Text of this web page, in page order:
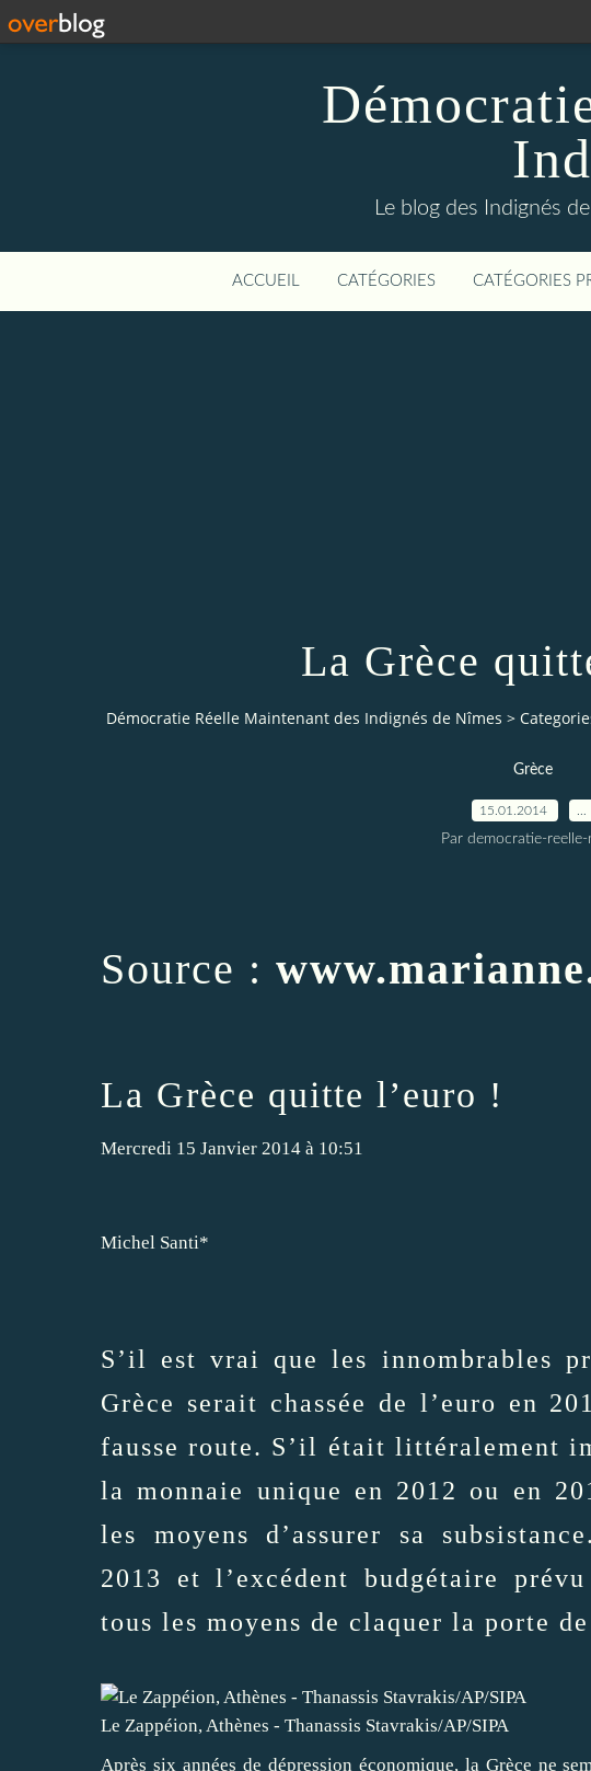
Le blog des Indignés
ACCUEIL CATÉGORIES CATÉGORIES
La Grèce
Démocratie Réelle Maintenant des Indignés de Nîmes >
Grèce
15.01.2014
Par democratie-reelle-
Source :
La Grèce quitte l’euro !
Mercredi 15 Janvier 2014 à 10:51
Michel Santi*
S’il est vrai que les innombrables
Grèce serait chassée de l’euro en
fausse route. S’il était littéralement
la monnaie unique en 2012 ou en
les moyens d’assurer sa
2013 et l’excédent budgétaire
tous les moyens de claquer la porte
Le Zappéion, Athènes - Thanassis Stavrakis/AP/SIPA
Après six années de dépression économique, la Grèce ne